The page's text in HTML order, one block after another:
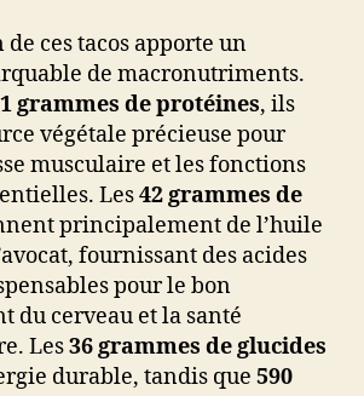
ces tacos apporte un
de macronutriments.
grammes de protéines, ils
végétale précieuse pour
musculaire et les fonctions
Les42 grammes de
principalement de l’huile
fournissant des acides
pour le bon
du cerveau et la santé
Les36 grammes de glucides
durable, tandis que 590